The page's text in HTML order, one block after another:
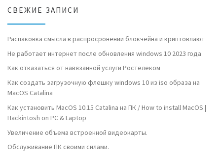
СВЕЖИЕ ЗАПИСИ
Распаковка смысла в распросронении блокчейна и криптовлают
Не работает интернет после обновления windows 10 2023 года
Как отказаться от навязанной услуги Ростелеком
Как создать загрузочную флешку windows 10 из iso образа на
MacOS Catalina
Как установить MacOS 10.15 Catalina на ПК / How to install MacOS |
Hackintosh on PC & Laptop
Увеличение объема встроенной видеокарты.
Обслуживание ПК своими силами.